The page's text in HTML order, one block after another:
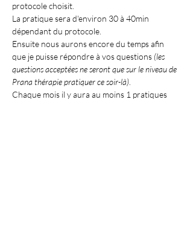
protocole choisit.
La pratique sera d'environ 30 à 40min
dépendant du protocole.
Ensuite nous aurons encore du temps afin
que je puisse répondre à vos questions (les
questions acceptées ne seront que sur le niveau de
Prana thérapie pratiquer ce soir-là)
Chaque mois il y aura au moins 1 pratiques